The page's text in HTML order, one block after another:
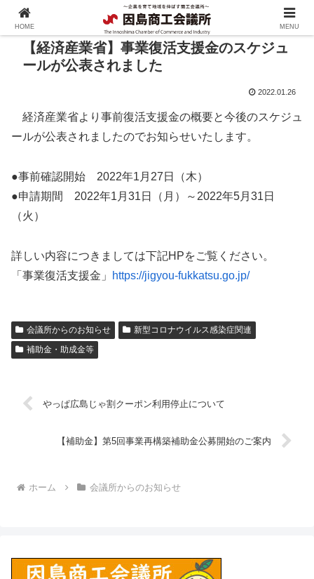
【経済産業省】事業復活支援金のスケジュ
ールが公表されました
2022.01.26
経済産業省より事前復活支援金の概要と今後のスケジュ
ールが公表されましたのでお知らせいたします。
●事前確認開始 2022年1月27日（木）
●申請期間 2022年1月31日（月）～2022年5月31日
（火）
詳しい内容につきましては下記HPをご覧ください。
「事業復活支援金」
https://jigyou-fukkatsu.go.jp/
会議所からのお知らせ
新型コロナウイルス感染症関連
補助金・助成金等
やっぱ広島じゃ割クーポン利用停止について
【補助金】第5回事業再構築補助金公募開始のご案内
ホーム 会議所からのお知らせ
HOME MENU